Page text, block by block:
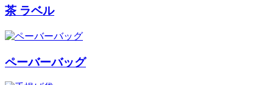
茶 ラベル
ペーバーバッグ